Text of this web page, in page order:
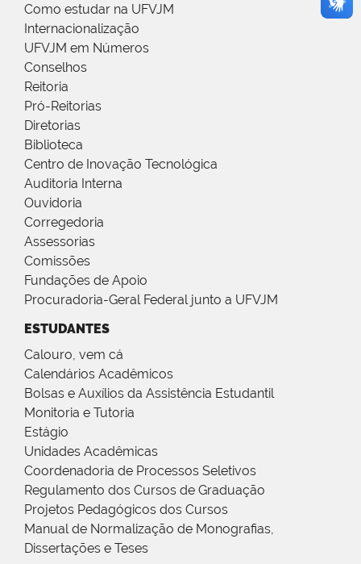
Como estudar na UFVJM
Internacionalização
UFVJM em Números
Conselhos
Reitoria
Pró-Reitorias
Diretorias
Biblioteca
Centro de Inovação Tecnológica
Auditoria Interna
Ouvidoria
Corregedoria
Assessorias
Comissões
Fundações de Apoio
Procuradoria-Geral Federal junto a UFVJM
ESTUDANTES
Calouro, vem cá
Calendários Acadêmicos
Bolsas e Auxílios da Assistência Estudantil
Monitoria e Tutoria
Estágio
Unidades Acadêmicas
Coordenadoria de Processos Seletivos
Regulamento dos Cursos de Graduação
Projetos Pedagógicos dos Cursos
Manual de Normalização de Monografias,
Dissertações e Teses